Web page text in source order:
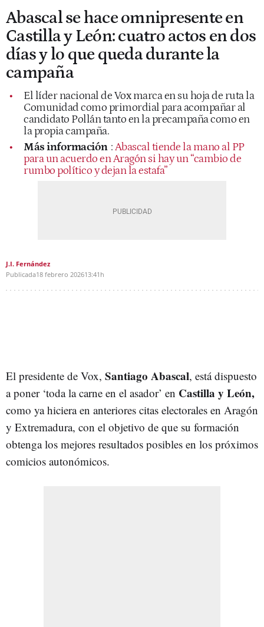
Abascal se hace omnipresente en
Castilla y León: cuatro actos en dos
días y lo que queda durante la
campaña
El líder nacional de Vox marca en su hoja de ruta la
Comunidad como primordial para acompañar al
candidato Pollán tanto en la precampaña como en
la propia campaña.
Más información :Abascal tiende la mano al PP
para un acuerdo en Aragón si hay un “cambio de
rumbo político y dejan la estafa”
J.I. Fernández
Publicada18 febrero 202613:41h
El presidente de Vox, Santiago Abascal, está dispuesto
a poner ‘toda la carne en el asador’ en Castilla y León,
como ya hiciera en anteriores citas electorales en Aragón
y Extremadura, con el objetivo de que su formación
obtenga los mejores resultados posibles en los próximos
comicios autonómicos.